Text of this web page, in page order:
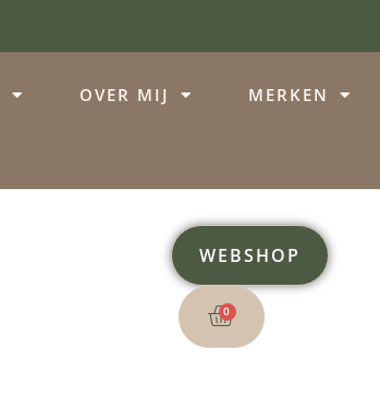
OVER MIJ MERKEN
WEBSHOP
0